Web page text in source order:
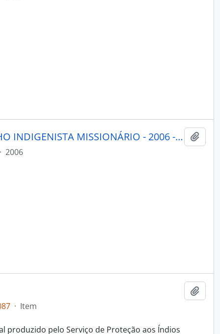
PORANTIM - BRASÍLIA CONSELHO INDIGENISTA MISSIONÁRIO - 2006 - Nº284
· 2006
· Item
produzido pelo Serviço de Proteção aos Índios